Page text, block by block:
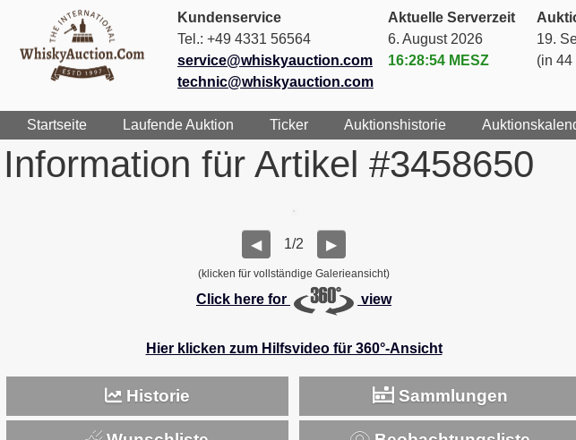
Kundenservice
Tel.: +49 4331 56564
service@whiskyauction.com
technic@whiskyauction.com
Aktuelle Serverzeit
6. August 2026
16:28:54 MESZ
19.
(in 44
Startseite Laufende Auktion Ticker Auktionshistorie
Information für Artikel #3458650
◀ 1/2 ▶
(klicken für vollständige Galerieansicht)
Click here for view
Hier klicken zum Hilfsvideo für 360°-Ansicht
Historie Sammlungen